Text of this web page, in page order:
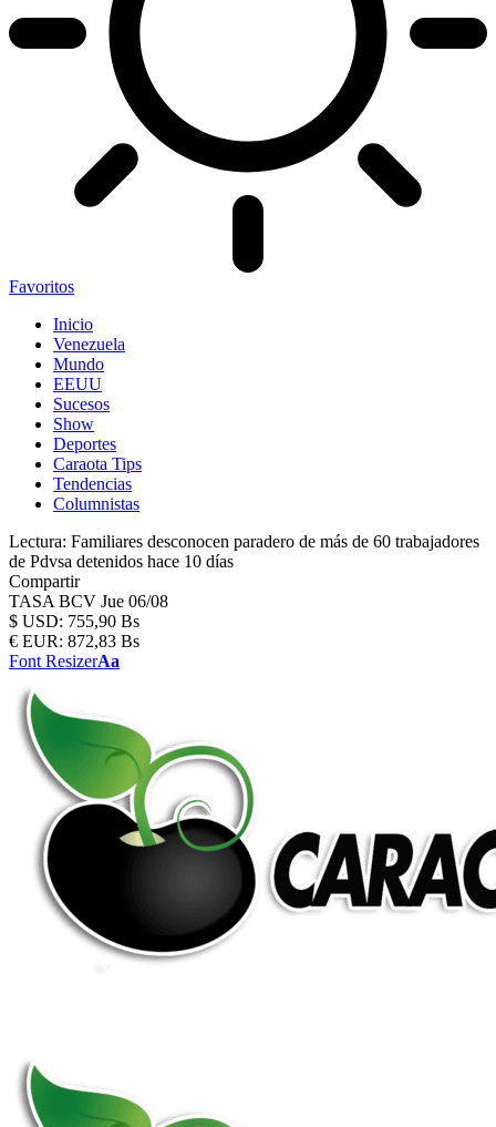
Favoritos
Inicio
Venezuela
Mundo
EEUU
Sucesos
Show
Deportes
Caraota Tips
Tendencias
Columnistas
Lectura: Familiares desconocen paradero de más de 60 trabajadores
de Pdvsa detenidos hace 10 días
Compartir
TASA BCV Jue 06/08
$ USD: 755,90 Bs
€ EUR: 872,83 Bs
Font ResizerAa